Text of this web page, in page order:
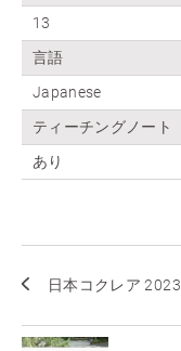
13
言語
Japanese
ティーチングノート
あり
日本コクレア 2023